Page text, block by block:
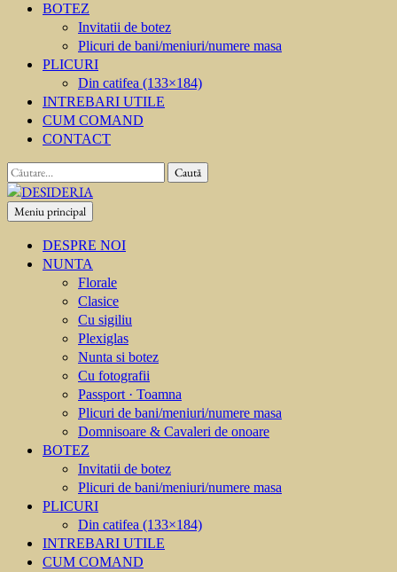
BOTEZ
Invitatii de botez
Plicuri de bani/meniuri/numere masa
PLICURI
Din catifea (133×184)
INTREBARI UTILE
CUM COMAND
CONTACT
Caută
după:
DESIDERIA
Creator de invitati
Meniu principal
DESPRE NOI
NUNTA
Florale
Clasice
Cu sigiliu
Plexiglas
Nunta si botez
Cu fotografii
Passport · Toamna
Plicuri de bani/meniuri/numere masa
Domnisoare & Cavaleri de onoare
BOTEZ
Invitatii de botez
Plicuri de bani/meniuri/numere masa
PLICURI
Din catifea (133×184)
INTREBARI UTILE
CUM COMAND